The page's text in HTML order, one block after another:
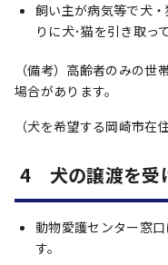
飼い主が病気等で犬
りに犬･猫を引き取っ
（備考）高齢者のみの
場合があります。
（犬を希望する岡崎市在
4 犬の譲渡を受
動物愛護センター窓
す。